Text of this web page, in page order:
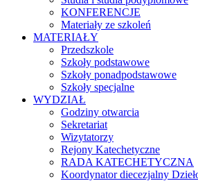
KONFERENCJE
Materiały ze szkoleń
MATERIAŁY
Przedszkole
Szkoły podstawowe
Szkoły ponadpodstawowe
Szkoły specjalne
WYDZIAŁ
Godziny otwarcia
Sekretariat
Wizytatorzy
Rejony Katechetyczne
RADA KATECHETYCZNA
Koordynator diecezjalny